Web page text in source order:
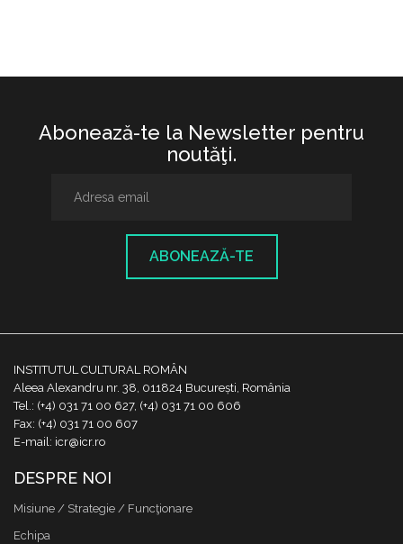
Abonează-te la Newsletter pentru
noutăţi.
ABONEAZĂ-TE
INSTITUTUL CULTURAL ROMÂN
Aleea Alexandru nr. 38, 011824 București, România
Tel.: (+4) 031 71 00 627, (+4) 031 71 00 606
Fax: (+4) 031 71 00 607
E-mail: icr@icr.ro
DESPRE NOI
Misiune / Strategie / Funcţionare
Echipa